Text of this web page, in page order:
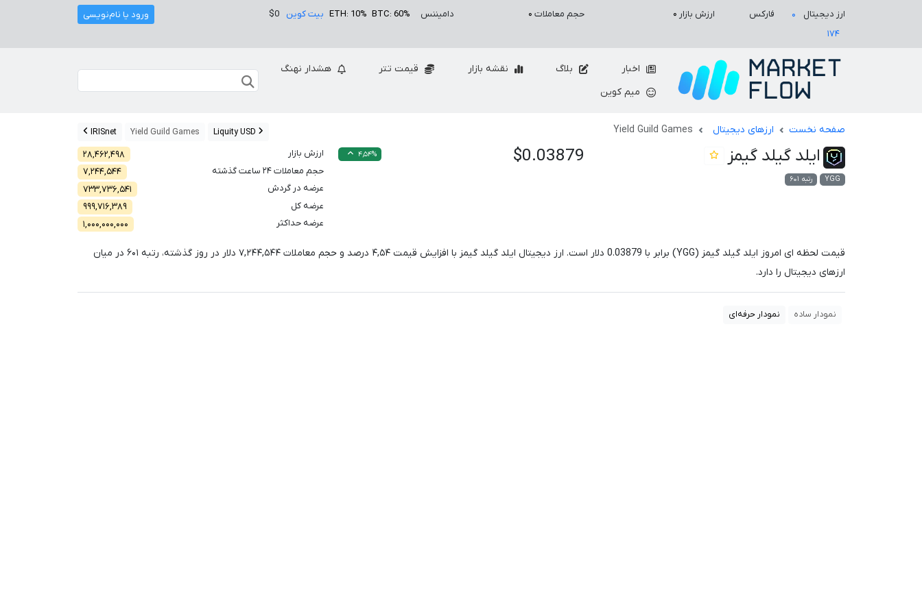
ارز دیجیتال ۰
فارکس
۱۷۴
ارزش بازار ۰ حجم معاملات ۰ دامیننس BTC: 60%
ETH: 10% بیت کوین $0 ورود یا نام‌نویسی
اخبار بلاگ نقشه بازار قیمت تتر
هشدار نهنگ
میم کوین
صفحه نخست ارزهای دیجیتال Yield Guild Games
Yield Guild Games
IRISnet
ایلد گیلد گیمز
YGG رتبه ۶۰۱
$0.03879 ۴,۵۴% ارزش بازار
۲۸,۴۶۲,۴۹۸
حجم معاملات ۲۴ ساعت گذشته
۷,۲۴۴,۵۴۴
عرضه در گردش
۷۳۳,۷۳۶,۵۴۱
عرضه کل
۹۹۹,۷۱۶,۳۸۹
عرضه حداکثر
۱,۰۰۰,۰۰۰,۰۰۰
قیمت لحظه ای امروز ایلد گیلد گیمز (YGG) برابر با 0.03879 دلار است. ارز دیجیتال ایلد گیلد گیمز با افزایش قیمت۴,۵۴ درصد و حجم معاملات۷,۲۴۴,۵۴۴ دلار در روز گذشته، رتبه ۶۰۱ در میان
ارزهای دیجیتال را دارد.
نمودار ساده نمودار حرفه‌ای